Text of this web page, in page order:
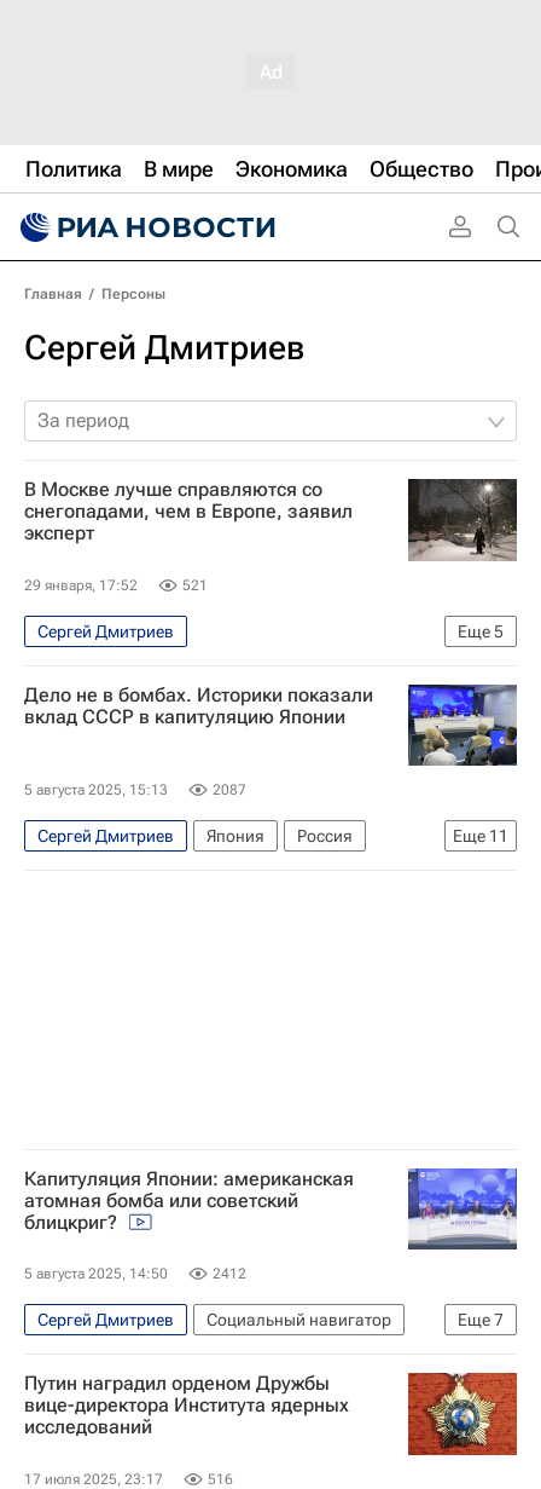
Политика В мире Экономика Общество
Главная / Персоны
Сергей Дмитриев
За период
В Москве лучше справляются со
снегопадами, чем в Европе, заявил
эксперт
29 января, 17:52 521
Еще5
Сергей Дмитриев
Москва Сегодня: мегаполис для жизни
Москва
Высшая школа экономики (ВШЭ)
Дело не в бомбах. Историки показали
вклад СССР в капитуляцию Японии
5 августа 2025, 15:13 2087
Еще 11
Сергей Дмитриев Япония
Россия
Хиросима (префектура)
80-летие Победы в Великой Отечественной войне
Вторая мировая война (1939-1945)
Капитуляция Японии: американская
атомная бомба или советский
блицкриг?
5 августа 2025, 14:50 2412
Еще7
Сергей Дмитриев
Социальный навигатор
Япония
Россия
Хиросима (префектура)
Служба внешней разведки Российской Федерации (СВР России)
Освобождение. Путь к Победе
Освобождение. Мир народам
Путин наградил орденом Дружбы
вице-директора Института ядерных
исследований
17 июля 2025, 23:17 516